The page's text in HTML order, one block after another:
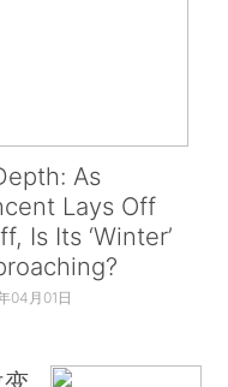
As
Lays Off
Is Its ‘Winter’
04月01日